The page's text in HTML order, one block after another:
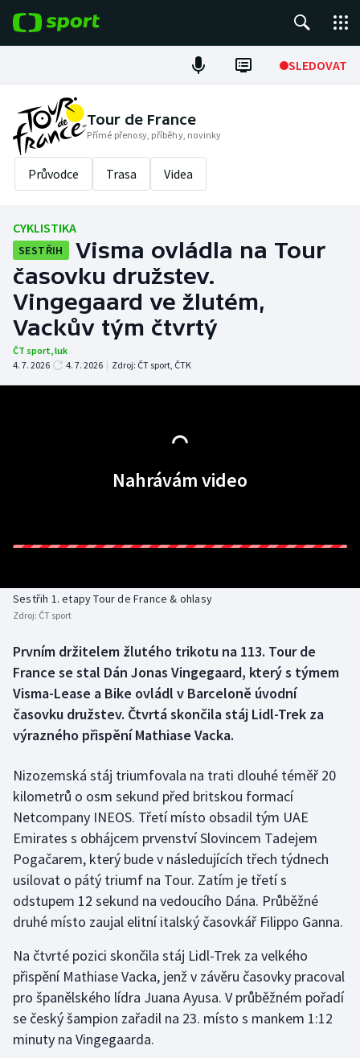
SLEDOVAT
Fotbal
Hokej
Tenis
Cyklistika
DALŠÍ SPORTY
Americký fotbal
Baseball a softbal
Boby a skeleton
Dostihy
Florbal
Futsal
Golf
Házená
Jezdectví
Judo
Krasobruslení
Lezení
Lyže a snowboard
Moderní pětiboj
NEPŘEHLÉDNĚTE
Soutěže
Tour de France
Přímé přenosy, příběhy, novinky
Průvodce Trasa Videa
CYKLISTIKA
SESTŘIH
Visma ovládla na Tour
časovku družstev.
Vingegaard ve žlutém,
Vackův tým čtvrtý
ČT sport,luk
4. 7. 2026
4. 7. 2026 | Zdroj: ČT sport, ČTK
Nahrávám video
Sestřih 1. etapy Tour de France & ohlasy
Zdroj: ČT sport
Prvním držitelem žlutého trikotu na 113. Tour de
France se stal Dán Jonas Vingegaard, který s týmem
Visma-Lease a Bike ovládl v Barceloně úvodní
časovku družstev. Čtvrtá skončila stáj Lidl-Trek za
výrazného přispění Mathiase Vacka.
Nizozemská stáj triumfovala na trati dlouhé téměř 20
kilometrů o osm sekund před britskou formací
Netcompany INEOS. Třetí místo obsadil tým UAE
Emirates s obhájcem prvenství Slovincem Tadejem
Pogačarem, který bude v následujících třech týdnech
usilovat o pátý triumf na Tour. Zatím je třetí s
odstupem 12 sekund na vedoucího Dána. Průběžné
druhé místo zaujal elitní italský časovkář Filippo Ganna.
Na čtvrté pozici skončila stáj Lidl-Trek za velkého
přispění Mathiase Vacka, jenž v závěru časovky pracoval
pro španělského lídra Juana Ayusa. V průběžném pořadí
se český šampion zařadil na 23. místo s mankem 1:12
minuty na Vingegaarda.